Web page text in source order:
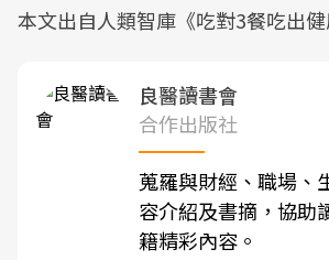
本文出自人類智庫《吃對3餐吃出健
良醫讀書會
合作出版社
蒐羅與財經、職場、
容介紹及書摘，協助
籍精彩內容。